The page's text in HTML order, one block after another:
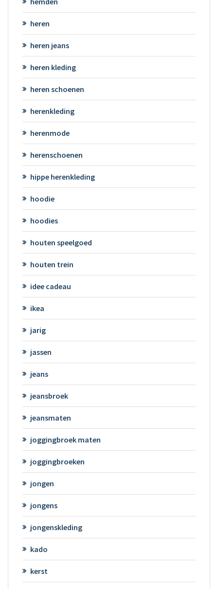
heren
heren jeans
heren kleding
heren schoenen
herenkleding
herenmode
herenschoenen
hippe herenkleding
hoodie
hoodies
houten speelgoed
houten trein
idee cadeau
ikea
jarig
jassen
jeans
jeansbroek
jeansmaten
joggingbroek maten
joggingbroeken
jongen
jongens
jongenskleding
kado
kerst